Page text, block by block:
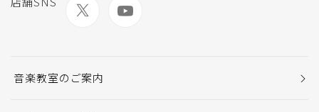
音楽教室のご案内